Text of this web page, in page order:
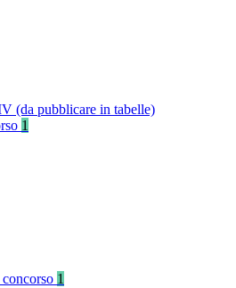
(da pubblicare in tabelle)
1
1